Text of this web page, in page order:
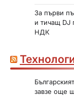
За първи
и тичащ DJ
НДК
завзе още